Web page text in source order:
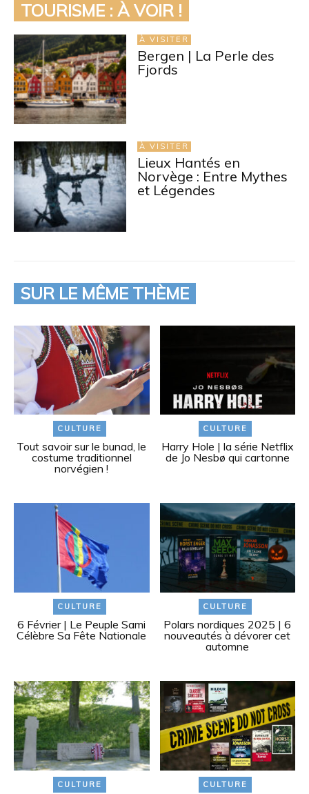
TOURISME : À VOIR !
À VISITER
Bergen | La Perle des
Fjords
À VISITER
Lieux Hantés en
Norvège : Entre Mythes
et Légendes
SUR LE MÊME THÈME
CULTURE
Tout savoir sur le bunad, le
costume traditionnel
norvégien !
CULTURE
Harry Hole | la série Netflix
de Jo Nesbø qui cartonne
CULTURE
6 Février | Le Peuple Sami
Célèbre Sa Fête Nationale
CULTURE
Polars nordiques 2025 | 6
nouveautés à dévorer cet
automne
CULTURE CULTURE